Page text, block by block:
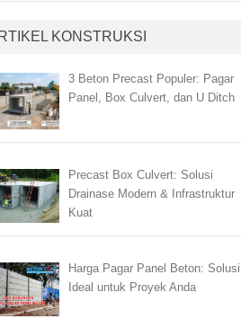
KONSTRUKSI
3 Beton Precast Populer: Pagar
Panel, Box Culvert, dan U Ditch
Precast Box Culvert: Solusi
Drainase Modern & Infrastruktur
Kuat
Harga Pagar Panel Beton: Solusi
Ideal untuk Proyek Anda